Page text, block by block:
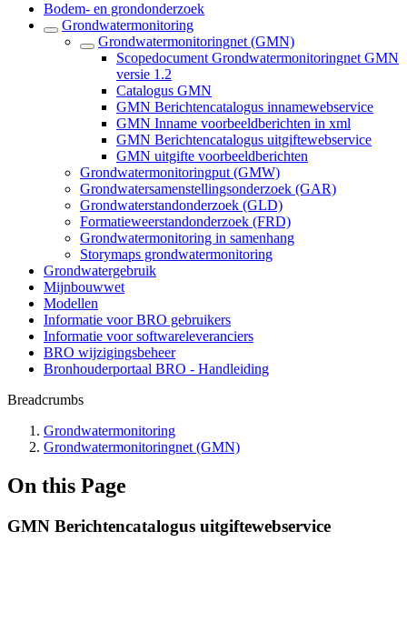
Bodem- en grondonderzoek
Grondwatermonitoring
Grondwatermonitoringnet (GMN)
Scopedocument Grondwatermonitoringnet GMN
versie 1.2
Catalogus GMN
GMN Berichtencatalogus innamewebservice
GMN Inname voorbeeldberichten in xml
GMN Berichtencatalogus uitgiftewebservice
GMN uitgifte voorbeeldberichten
Grondwatermonitoringput (GMW)
Grondwatersamenstellingsonderzoek (GAR)
Grondwaterstandonderzoek (GLD)
Formatieweerstandonderzoek (FRD)
Grondwatermonitoring in samenhang
Storymaps grondwatermonitoring
Grondwatergebruik
Mijnbouwwet
Modellen
Informatie voor BRO gebruikers
Informatie voor softwareleveranciers
BRO wijzigingsbeheer
Bronhouderportaal BRO - Handleiding
Breadcrumbs
Grondwatermonitoring
Grondwatermonitoringnet (GMN)
On this Page
GMN Berichtencatalogus uitgiftewebservice